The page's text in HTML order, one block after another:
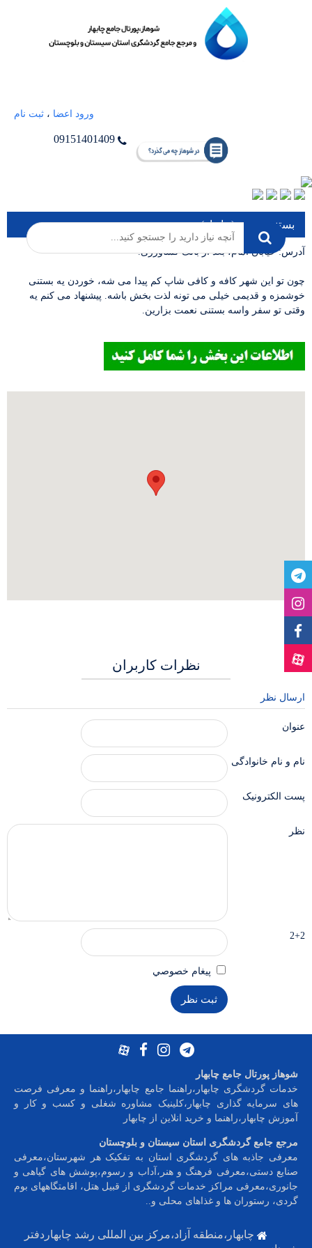
ثبت نام ، ورود اعضا
بستنی نعمت (چابهار)
آدرس: خیابان امام، بعد از بانک کشاورزی.
چون تو این شهر کافه و کافی شاپ کم پیدا می شه، خوردن یه بستنی
خوشمزه و قدیمی خیلی می تونه لذت بخش باشه. پیشنهاد می کنم یه
وقتی تو سفر واسه بستنی نعمت بزارین.
نظرات کاربران
ارسال نظر
عنوان
نام و نام خانوادگی
پست الکترونیک
نظر
2+2
پيغام خصوصي
شوهاز پورتال جامع چابهار
خدمات گردشگری چابهار،راهنما جامع چابهار،راهنما و معرفی فرصت
های سرمایه گذاری چابهار،کلینیک مشاوره شغلی و کسب و کار و
آموزش چابهار،راهنما و خرید انلاین از چابهار
مرجع جامع گردشگری استان سیستان و بلوچستان
معرفی جاذبه های گردشگری استان به تفکیک هر شهرستان،معرفی
صنایع دستی،معرفی فرهنگ و هنر،آداب و رسوم،پوشش های گیاهی و
جانوری،معرفی مراکز خدمات گردشگری از قبیل هتل، اقامتگاههای بوم
گردی، رستوران ها و غذاهای محلی و
چابهار،منطقه آزاد،مرکز بین المللی رشد چابهاردفتر